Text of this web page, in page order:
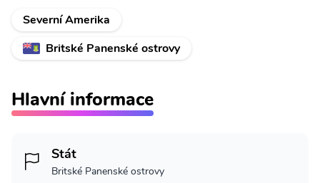
Severní Amerika
Britské Panenské ostrovy
Hlavní informace
Stát
Britské Panenské ostrovy